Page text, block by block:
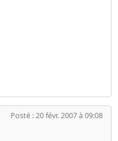
Posté : 20 févr. 2007 à 09:08